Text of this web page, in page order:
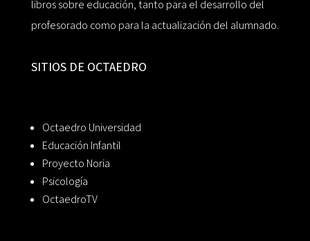
libros sobre educación, tanto para el desarrollo del
profesorado como para la actualización del alumnado.
SITIOS DE OCTAEDRO
Octaedro Universidad
Educación Infantil
Proyecto Noria
Psicología
OctaedroTV